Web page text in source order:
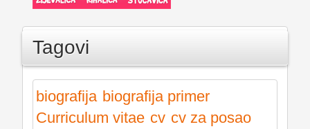
Tagovi
biografija biografija primer
Curriculum vitae cv cv za posao